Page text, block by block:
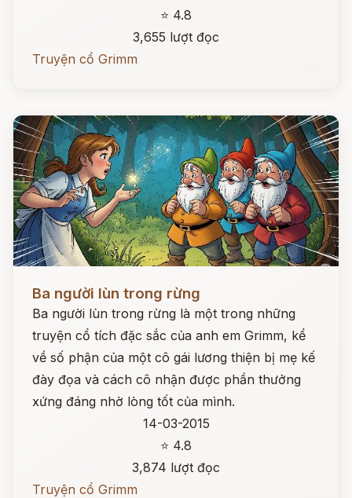
⭐ 4.8
3,655 lượt đọc
Truyện cổ Grimm
Ba người lùn trong rừng
Ba người lùn trong rừng là một trong những
truyện cổ tích đặc sắc của anh em Grimm, kể
về số phận của một cô gái lương thiện bị mẹ kế
đày đọa và cách cô nhận được phần thưởng
xứng đáng nhờ lòng tốt của mình.
14-03-2015
⭐ 4.8
3,874 lượt đọc
Truyện cổ Grimm